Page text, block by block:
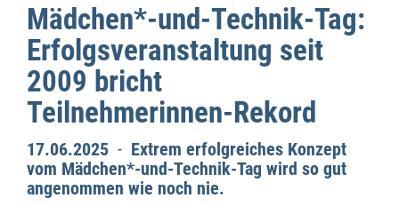
Mädchen*-und-Technik-Tag:
Erfolgsveranstaltung seit
2009 bricht
Teilnehmerinnen-Rekord
17.06.2025 - Extrem erfolgreiches Konzept
vom Mädchen*-und-Technik-Tag wird so gut
angenommen wie noch nie.